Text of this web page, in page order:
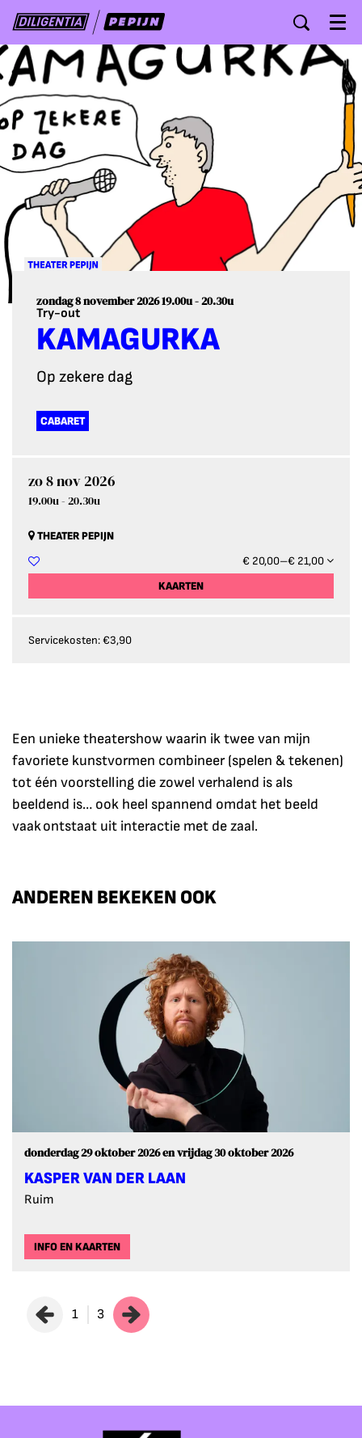
Menu
KAMAGURKA
Op zekere dag
Try-out
zondag 8 november 202619.00u - 20.30u
CABARET
zo 8 nov 2026
19.00u- 20.30u
THEATER PEPIJN
€ 20,00–€ 21,00
KAARTEN
Servicekosten: €3,90
Een unieke theatershow waarin ik twee van mijn
favoriete kunstvormen combineer (spelen & tekenen)
tot één voorstelling die zowel verhalend is als
beeldend is… ook heel spannend omdat het beeld
vaak ontstaat uit interactie met de zaal.
ANDEREN BEKEKEN OOK
KASPER VAN DER LAAN
Ruim
donderdag 29 oktober 2026envrijdag 30 oktober 2026
INFO EN KAARTEN
1 3